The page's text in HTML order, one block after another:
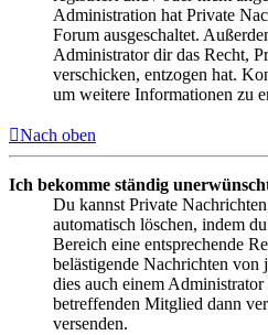
Administration hat Private
Forum ausgeschaltet.
Administrator dir das Recht,
verschicken, entzogen hat.
um weitere Informationen zu
Nach oben
Ich bekomme ständig
Du kannst Private
automatisch löschen, indem
Bereich eine entsprechende
belästigende Nachrichten von
dies auch einem
betreffenden Mitglied dann
versenden.